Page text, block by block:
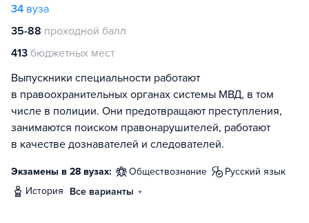
34 вуза
35-88 проходной балл
413 бюджетных мест
Выпускники специальности работают
в правоохранительных органах системы МВД, в том
числе в полиции. Они предотвращают преступления,
занимаются поиском правонарушителей, работают
в качестве дознавателей и следователей.
Экзамены в 28 вузах: обществознание
русский язык
история
Все варианты